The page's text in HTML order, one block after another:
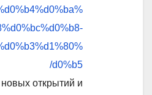
d0%b5/
открытий и